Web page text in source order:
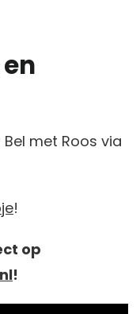
met Roos via
!
op
!